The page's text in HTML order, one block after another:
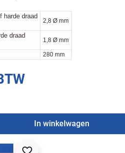
harde draad
2,8 Ø mm
draad
1,8 Ø mm
280 mm
In winkelwagen